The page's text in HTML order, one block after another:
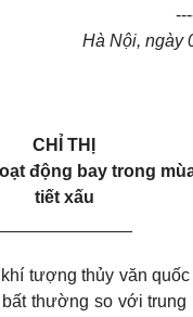
Hà Nội, ngày
CHỈ THỊ
động bay trong
tiết xấu
tượng thủy văn
bất thường so với